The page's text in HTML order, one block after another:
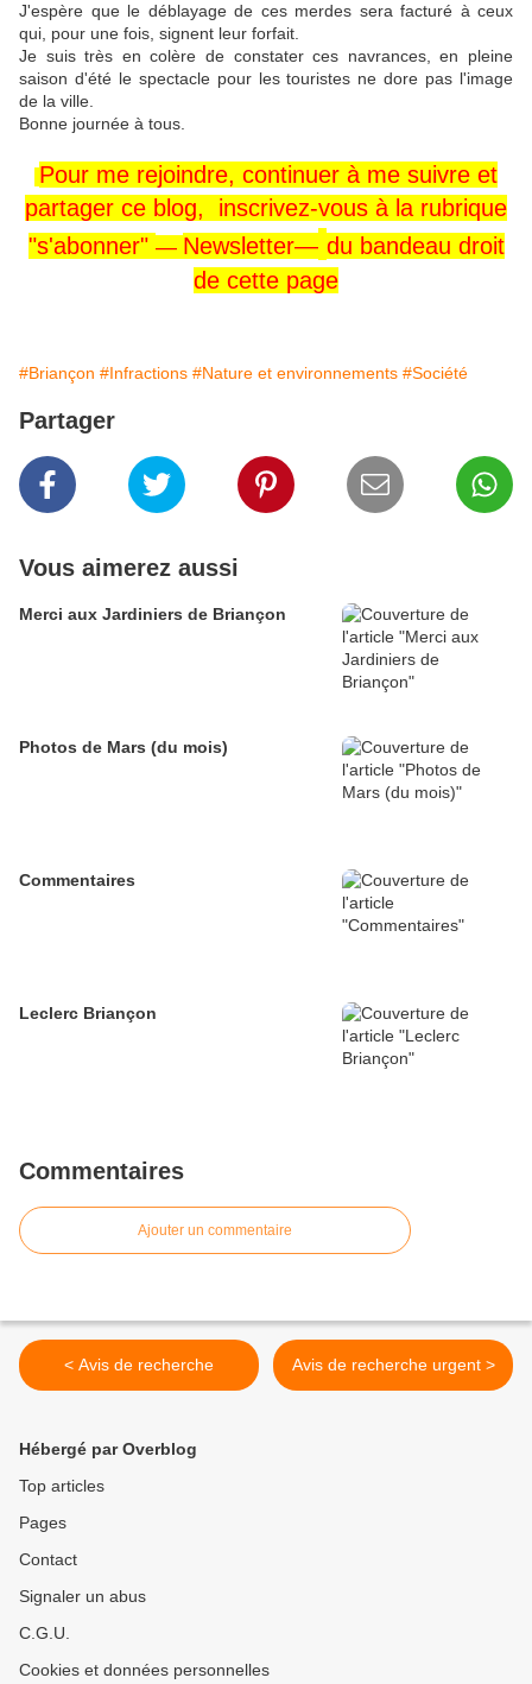
J'espère que le déblayage de ces merdes sera facturé à ceux
qui, pour une fois, signent leur forfait.
Je suis très en colère de constater ces navrances, en pleine
saison d'été le spectacle pour les touristes ne dore pas l'image
de la ville.
Bonne journée à tous.
Pour me rejoindre, continuer à me suivre et
partager ce blog, inscrivez-vous à la rubrique
"s'abonner" — Newsletter— du bandeau droit
de cette page
#Briançon #Infractions #Nature et environnements #Société
Partager
Vous aimerez aussi
Merci aux Jardiniers de Briançon
Photos de Mars (du mois)
Commentaires
Leclerc Briançon
Commentaires
Ajouter un commentaire
< Avis de recherche Avis de recherche urgent >
Hébergé par Overblog
Top articles
Pages
Contact
Signaler un abus
C.G.U.
Cookies et données personnelles